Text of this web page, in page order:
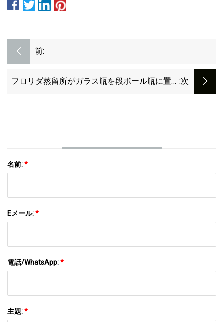
前:
フロリダ蒸留所がガラス瓶を段ボール瓶に置き :次
名前:*
Eメール:*
電話/WhatsApp:*
主題:*